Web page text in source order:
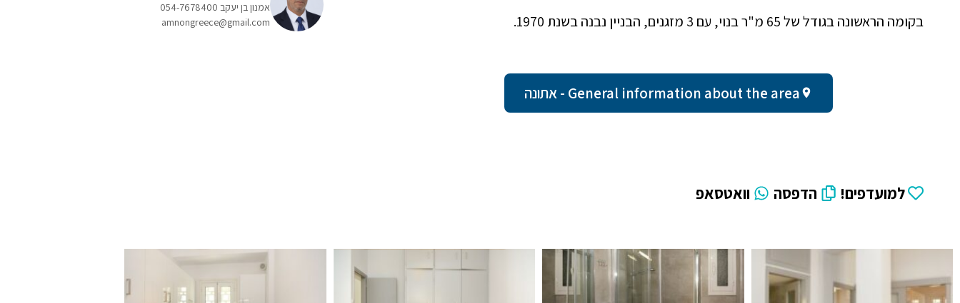
בקומה הראשונה בגודל של 65 מ"ר בנוי, עם 3 מזגנים, הבניין נבנה בשנת 1970.
General information about the area - אתונה
למועדפים! הדפסה וואטסאפ
אמנון בן יעקב 054-7678400
amnongreece@gmail.com